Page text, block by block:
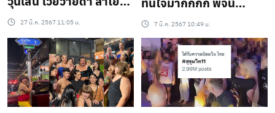
ลั่นแซ่บ “หนังจะ100ล้านก็
เป็นเพราะหนังอย่าเหมา
รวม”
27 มี.ค. 2567 11:05 น.
อานนท์ เผยตัดต่อฉากใน
ตำนานสุขุม วิท 11 เสร็จ
เรียบร้อยแล้ว !
7 มี.ค. 2567 10:49 น.